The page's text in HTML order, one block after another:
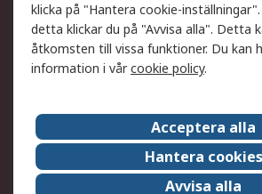
Leverans
Spåra
Begär en fakturakopi
Betalningsalternativ
Om RS
Det juridiska
Press
klicka på "Hantera cookie-
detta klickar du på "Avvisa alla". Detta
åtkomsten till vissa funktioner. Du kan
information i vårcookie policy.
Acceptera alla
Hantera cookies
Avvisa alla